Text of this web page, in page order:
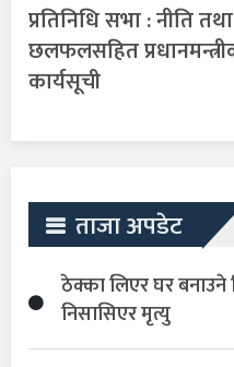
प्रतिनिधि सभा : नीति
छलफलसहित
कार्यसूची
ताजा अपडेट
ठेक्का लिएर घर बनाउने
निसासिएर मृत्यु